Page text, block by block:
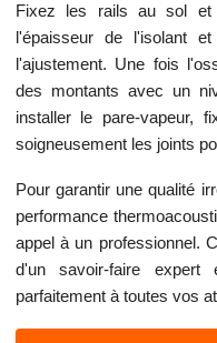
Fixez les rails au sol et
l'épaisseur de l'isolant
l'ajustement. Une fois
des montants avec un
installer le pare-vapeur,
soigneusement les joints
Pour garantir une qualité
performance
appel à un professionnel.
d'un savoir-faire expert
parfaitement à toutes vos